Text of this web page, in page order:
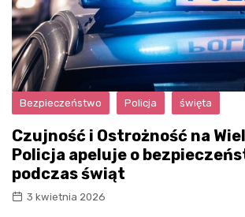
Bezpieczeństwo Policja święta
Czujność i Ostrożność na
Policja apeluje o
podczas świąt
3 kwietnia 2026